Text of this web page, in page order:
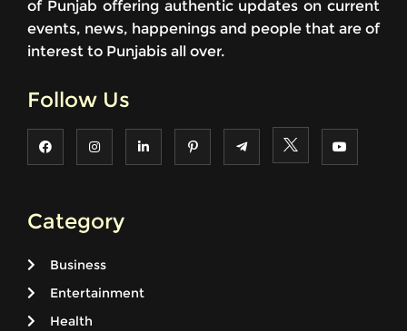
of Punjab offering authentic updates on current
events, news, happenings and people that are of
interest to Punjabis all over.
Follow Us
Category
Business
Entertainment
Health